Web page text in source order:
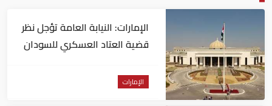
الإمارات: النيابة العامة تؤجل نظر
قضية العتاد العسكري للسودان
الإمارات